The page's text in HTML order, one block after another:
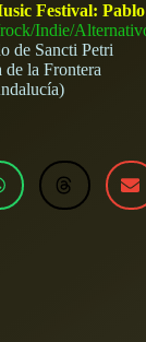
Festival:
Indie/
de Sancti Petri
de la Frontera